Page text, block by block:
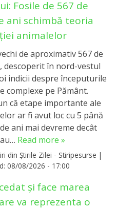
Fosile de 567 de
ani schimbă teoria
animalelor
de aproximativ 567 de
descoperit în nord-vestul
indicii despre începuturile
complexe pe Pământ.
că etape importante ale
ar fi avut loc cu 5 până
ani mai devreme decât
Read more »
din Știrile Zilei - Stiripesurse |
08/08/2026 - 17:00
și face marea
va reprezenta o